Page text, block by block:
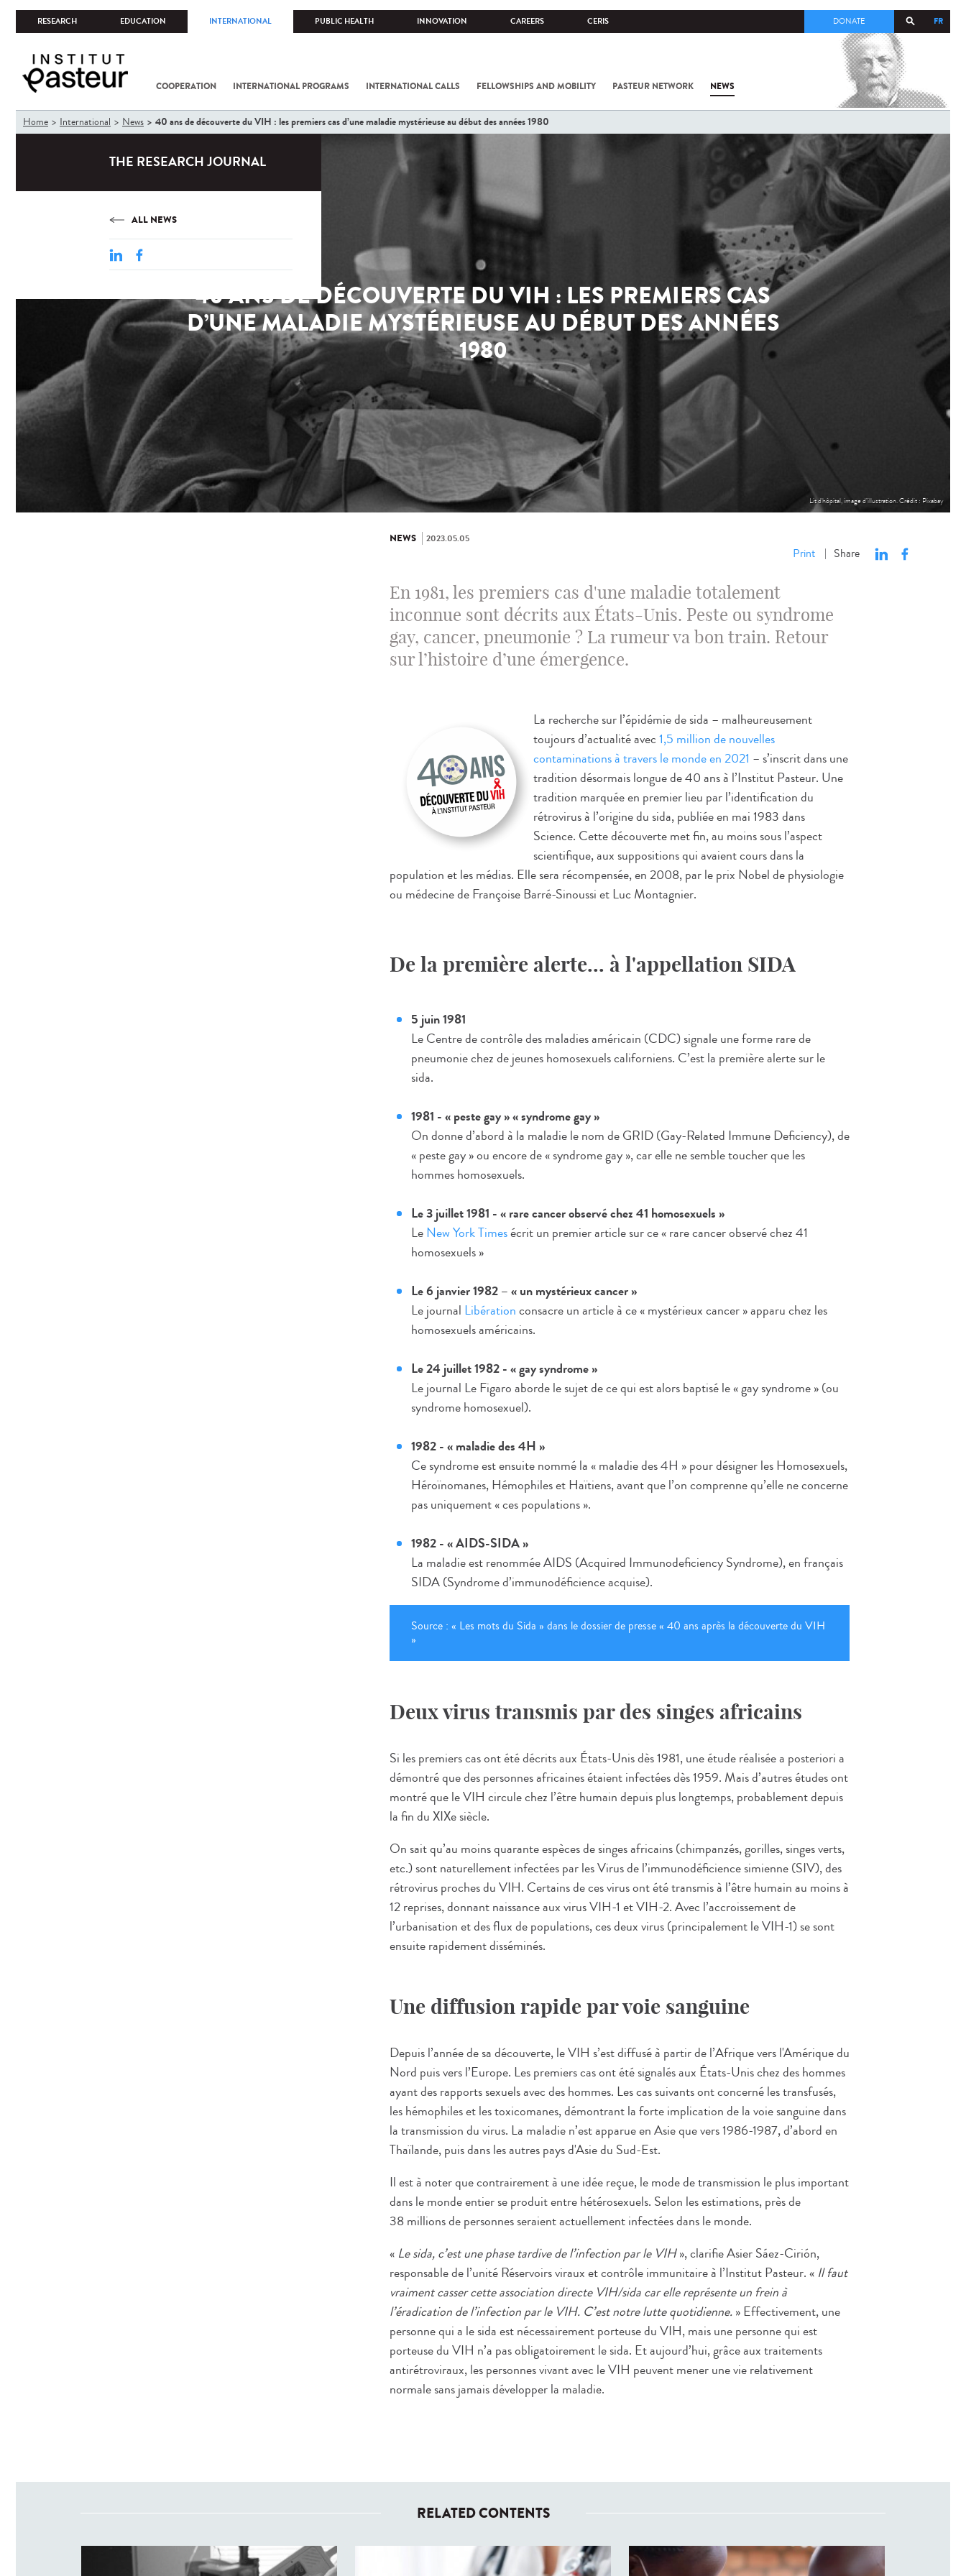
RESEARCH EDUCATION INTERNATIONAL PUBLIC HEALTH INNOVATION CAREERS CERIS FR
DONATE
COOPERATION INTERNATIONAL PROGRAMS INTERNATIONAL CALLS FELLOWSHIPS AND MOBILITY PASTEUR NETWORK NEWS
You
are
Home International News 40 ans de découverte du VIH : les premiers cas d’une maladie mystérieuse au début des années 1980
THE RESEARCH JOURNAL
ALL NEWS
40 ANS DE DÉCOUVERTE DU VIH : LES PREMIERS CAS
D’UNE MALADIE MYSTÉRIEUSE AU DÉBUT DES ANNÉES
1980
Lit d'hôpital, image d’illustration. Crédit : Pixabay
NEWS 2023.05.05
Print | Share
En 1981, les premiers cas d'une maladie totalement
inconnue sont décrits aux États-Unis. Peste ou syndrome
gay, cancer, pneumonie ? La rumeur va bon train. Retour
sur l’histoire d’une émergence.
La recherche sur l’épidémie de sida – malheureusement
toujours d’actualité avec1,5 million de nouvelles
contaminations à travers le monde en 2021 – s’inscrit dans une
tradition désormais longue de 40 ans à l’Institut Pasteur. Une
tradition marquée en premier lieu par l’identification du
rétrovirus à l’origine du sida, publiée en mai 1983 dans
Science. Cette découverte met fin, au moins sous l’aspect
scientifique, aux suppositions qui avaient cours dans la
population et les médias. Elle sera récompensée, en 2008, par le prix Nobel de physiologie
ou médecine de Françoise Barré-Sinoussi et Luc Montagnier.
De la première alerte... à l'appellation SIDA
5 juin 1981
Le Centre de contrôle des maladies américain (CDC) signale une forme rare de
pneumonie chez de jeunes homosexuels californiens. C’est la première alerte sur le
sida.
1981 - « peste gay » « syndrome gay »
On donne d’abord à la maladie le nom de GRID (Gay-Related Immune Deficiency), de
« peste gay » ou encore de « syndrome gay », car elle ne semble toucher que les
hommes homosexuels.
Le 3 juillet 1981 - « rare cancer observé chez 41 homosexuels »
LeNew York Timesécrit un premier article sur ce « rare cancer observé chez 41
homosexuels »
Le 6 janvier 1982 – « un mystérieux cancer »
Le journal Libérationconsacre un article à ce « mystérieux cancer » apparu chez les
homosexuels américains.
Le 24 juillet 1982 - « gay syndrome »
Le journal Le Figaro aborde le sujet de ce qui est alors baptisé le « gay syndrome » (ou
syndrome homosexuel).
1982 - « maladie des 4H »
Ce syndrome est ensuite nommé la « maladie des 4H » pour désigner les Homosexuels,
Héroïnomanes, Hémophiles et Haïtiens, avant que l’on comprenne qu’elle ne concerne
pas uniquement « ces populations ».
1982 - « AIDS-SIDA »
La maladie est renommée AIDS (Acquired Immunodeficiency Syndrome), en français
SIDA (Syndrome d’immunodéficience acquise).
Source : « Les mots du Sida » dans le dossier de presse « 40 ans après la découverte du VIH
»
Deux virus transmis par des singes africains
Si les premiers cas ont été décrits aux États-Unis dès 1981, une étude réalisée a posteriori a
démontré que des personnes africaines étaient infectées dès 1959. Mais d’autres études ont
montré que le VIH circule chez l’être humain depuis plus longtemps, probablement depuis
la fin du XIXe siècle.
On sait qu’au moins quarante espèces de singes africains (chimpanzés, gorilles, singes verts,
etc.) sont naturellement infectées par les Virus de l’immunodéficience simienne (SIV), des
rétrovirus proches du VIH. Certains de ces virus ont été transmis à l’être humain au moins à
12 reprises, donnant naissance aux virus VIH-1 et VIH-2. Avec l’accroissement de
l’urbanisation et des flux de populations, ces deux virus (principalement le VIH-1) se sont
ensuite rapidement disséminés.
Une diffusion rapide par voie sanguine
Depuis l’année de sa découverte, le VIH s’est diffusé à partir de l’Afrique vers l'Amérique du
Nord puis vers l’Europe. Les premiers cas ont été signalés aux États-Unis chez des hommes
ayant des rapports sexuels avec des hommes. Les cas suivants ont concerné les transfusés,
les hémophiles et les toxicomanes, démontrant la forte implication de la voie sanguine dans
la transmission du virus. La maladie n’est apparue en Asie que vers 1986-1987, d’abord en
Thaïlande, puis dans les autres pays d'Asie du Sud-Est.
Il est à noter que contrairement à une idée reçue, le mode de transmission le plus important
dans le monde entier se produit entre hétérosexuels. Selon les estimations, près de
38 millions de personnes seraient actuellement infectées dans le monde.
« Le sida, c’est une phase tardive de l’infection par le VIH», clarifie Asier Sáez-Cirión,
responsable de l’unité Réservoirs viraux et contrôle immunitaire à l’Institut Pasteur. « Il faut
vraiment casser cette association directe VIH/sida car elle représente un frein à
l’éradication de l’infection par le VIH. C’est notre lutte quotidienne.» Effectivement, une
personne qui a le sida est nécessairement porteuse du VIH, mais une personne qui est
porteuse du VIH n’a pas obligatoirement le sida. Et aujourd’hui, grâce aux traitements
antirétroviraux, les personnes vivant avec le VIH peuvent mener une vie relativement
normale sans jamais développer la maladie.
RELATED CONTENTS